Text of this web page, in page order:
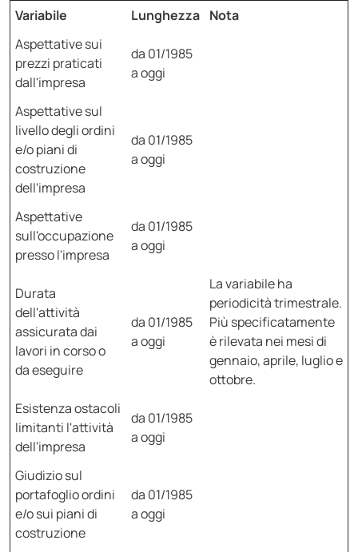
Variabile Lunghezza Nota
Aspettative sui
prezzi praticati
dall'impresa
da 01/1985
a oggi
Aspettative sul
livello degli ordini
e/o piani di
costruzione
dell'impresa
da 01/1985
a oggi
Aspettative
sull'occupazione
presso l'impresa
da 01/1985
a oggi
Durata
dell'attività
assicurata dai
lavori in corso o
da eseguire
da 01/1985
a oggi
La variabile ha
periodicità trimestrale.
Più specificatamente
è rilevata nei mesi di
gennaio, aprile, luglio e
ottobre.
Esistenza ostacoli
limitanti l'attività
dell'impresa
da 01/1985
a oggi
Giudizio sul
portafoglio ordini
e/o sui piani di
costruzione
da 01/1985
a oggi